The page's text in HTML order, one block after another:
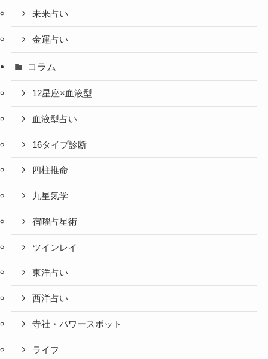
未来占い
金運占い
コラム
12星座×血液型
血液型占い
16タイプ診断
四柱推命
九星気学
宿曜占星術
ツインレイ
東洋占い
西洋占い
寺社・パワースポット
ライフ